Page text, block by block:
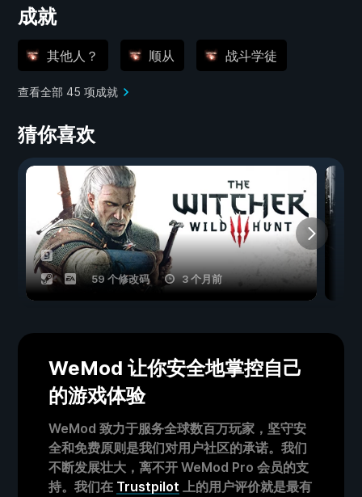
成就
其他人？ 顺从 战斗学徒
查看全部 45 项成就
猜你喜欢
59 个修改码 3 个月前
WeMod 让你安全地掌控自己
的游戏体验
WeMod 致力于服务全球数百万玩家，坚守安
全和免费原则是我们对用户社区的承诺。我们
不断发展壮大，离不开 WeMod Pro 会员的支
持。我们在 Trustpilot 上的用户评价就是最有